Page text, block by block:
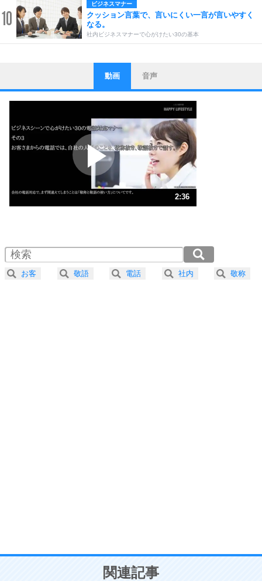
10
ビジネスマナー
クッション言葉で、言いにくい一言が言いやすく
なる。
社内ビジネスマナーで心がけたい30の基本
1
ストレス対策
他人と比べない。
いっそのこと、他人を見ない。
いらいらしない人になる30の方法
プラス思考
ポジティブになれない原因は、行動しないから。
ポジティブ思考になる30の方法
ストレス対策
人生、なんとかなるもの。
気楽に生きる30の方法
4 器の大きい人は、怒りを優しさで表現する。
プラス思考
ことが大切。
動画 音声
2:36
2.0倍速 （306KB 1分18秒）
2.5倍速 （245KB 1分2秒）
3.0倍速 （205KB 52秒）
お客 敬語 電話 社内 敬称
関連記事